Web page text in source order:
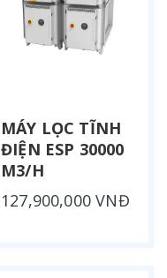
MÁY LỌC TĨNH
ĐIỆN ESP 30000
M3/H
127,900,000 VNĐ